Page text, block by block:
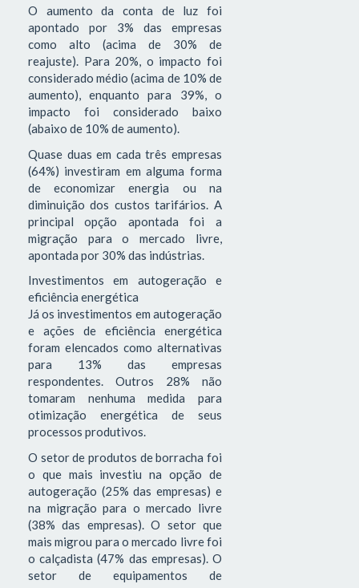
O aumento da conta de luz foi
apontado por 3% das empresas
como alto (acima de 30% de
reajuste). Para 20%, o impacto foi
considerado médio (acima de 10% de
aumento), enquanto para 39%, o
impacto foi considerado baixo
(abaixo de 10% de aumento).
Quase duas em cada três empresas
(64%) investiram em alguma forma
de economizar energia ou na
diminuição dos custos tarifários. A
principal opção apontada foi a
migração para o mercado livre,
apontada por 30% das indústrias.
Investimentos em autogeração e
eficiência energética
Já os investimentos em autogeração
e ações de eficiência energética
foram elencados como alternativas
para 13% das empresas
respondentes. Outros 28% não
tomaram nenhuma medida para
otimização energética de seus
processos produtivos.
O setor de produtos de borracha foi
o que mais investiu na opção de
autogeração (25% das empresas) e
na migração para o mercado livre
(38% das empresas). O setor que
mais migrou para o mercado livre foi
o calçadista (47% das empresas). O
setor de equipamentos de